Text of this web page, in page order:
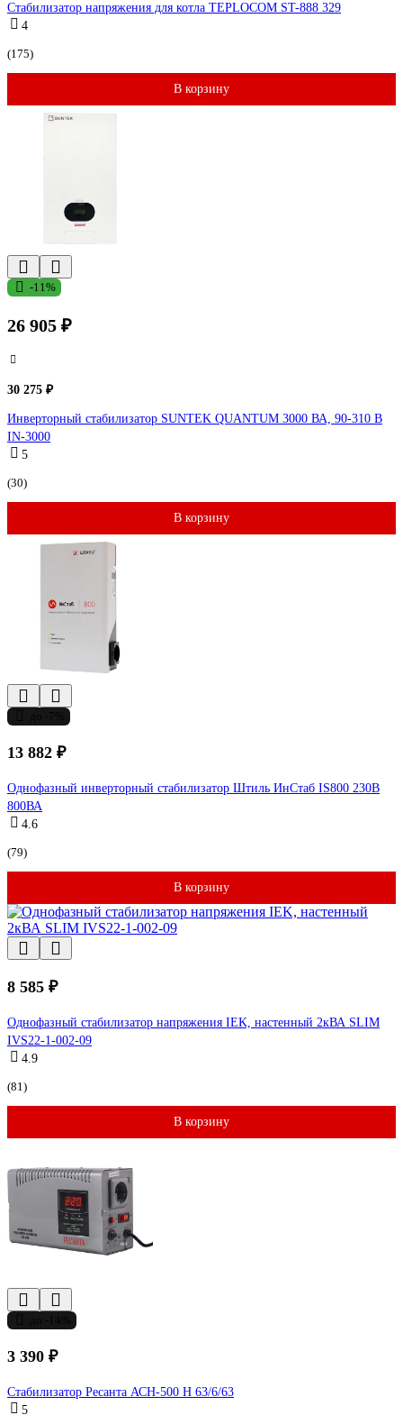
Стабилизатор напряжения для котла TEPLOCOM ST-888 329
4
(175)
В корзину
-11%
26 905 ₽
30 275 ₽
Инверторный стабилизатор SUNTEK QUANTUM 3000 ВА, 90-310 В
IN-3000
5
(30)
В корзину
13 882 ₽
Однофазный инверторный стабилизатор Штиль ИнСтаб IS800 230В
800ВА
4.6
(79)
В корзину
8 585 ₽
Однофазный стабилизатор напряжения IEK, настенный 2кВА SLIM
IVS22-1-002-09
4.9
(81)
В корзину
3 390 ₽
Стабилизатор Ресанта АСН-500 Н 63/6/63
5